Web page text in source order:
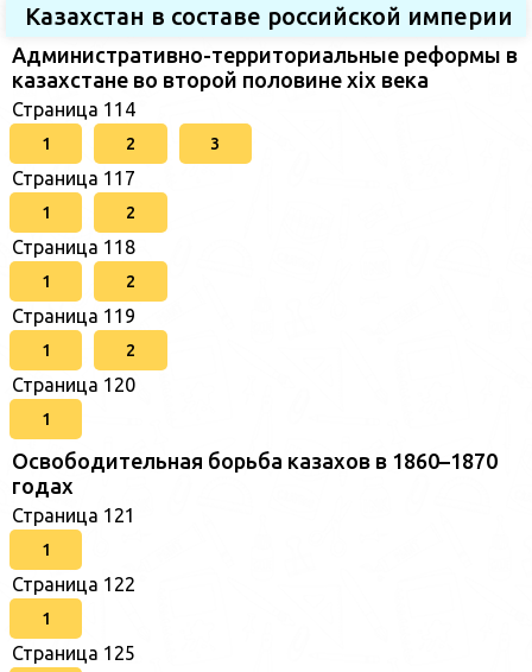
Казахстан в составе российской империи
Административно-территориальные реформы в
казахстане во второй половине xix века
Страница 114
1 2 3
Страница 117
1 2
Страница 118
1 2
Страница 119
1 2
Страница 120
1
Освободительная борьба казахов в 1860–1870
годах
Страница 121
1
Страница 122
1
Страница 125